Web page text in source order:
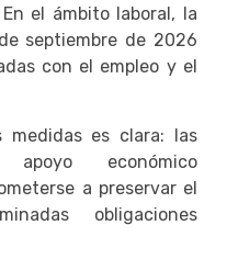
el ámbito laboral, la
septiembre de 2026
con el empleo y el
medidas es clara: las
económico
a preservar el
obligaciones